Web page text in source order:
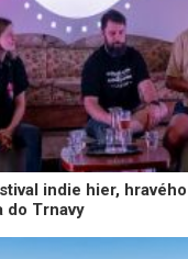
indie hier,
do Trnavy